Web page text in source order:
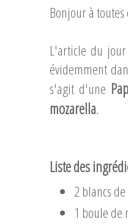
Bonjour à toutes
L'article du
évidemment
s'agit d'une
mozarella.
Liste des
2 blancs
1 boule de